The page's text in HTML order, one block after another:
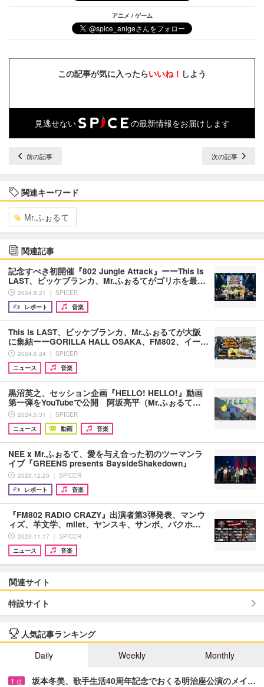
アニメ / ゲーム
この記事が気に入ったらいいね！ しよう
見逃せない の最新情報をお届けします
前の記事 次の記事
関連キーワード
Mr.ふぉるて
関連記事
記念すべき初開催『802 Jungle Attack』ーーThis is
LAST、ビッケブランカ、Mr.ふぉるてがゴリホを最…
2024.8.21 ｜ SPICER
レポート
音楽
This is LAST、ビッケブランカ、Mr.ふぉるてが大阪
に集結ーーGORILLA HALL OSAKA、FM802、イー…
2024.6.24 ｜ SPICER
ニュース
音楽
黒沼英之、セッション企画『HELLO! HELLO!』動画
第一弾をYouTubeで公開 阿坂亮平（Mr.ふぉるて…
2024.5.31 ｜ SPICER
ニュース
動画 音楽
NEE x Mr.ふぉるて、愛を与え合った初のツーマンラ
イブ『GREENS presents BaysideShakedown』
2023.12.20 ｜ SPICER
レポート
音楽
『FM802 RADIO CRAZY』出演者第3弾発表、マンウ
ィズ、羊文学、milet、ヤンスキ、サンボ、バクホ…
2023.11.17 ｜ SPICER
ニュース
音楽
関連サイト
特設サイト
人気記事ランキング
Daily
Weekly Monthly
1 位 坂本冬美、歌手生活40周年記念でおくる明治座公演のメイ…